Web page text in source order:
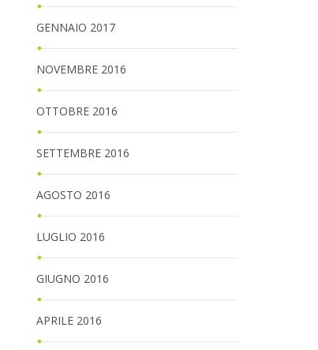
GENNAIO 2017
NOVEMBRE 2016
OTTOBRE 2016
SETTEMBRE 2016
AGOSTO 2016
LUGLIO 2016
GIUGNO 2016
APRILE 2016